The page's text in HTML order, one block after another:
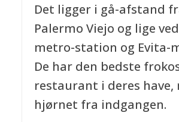
Det ligger i gå-afstand
Palermo Viejo og lige
metro-station og Evita-
De har den bedste
restaurant i deres
hjørnet fra indgangen.